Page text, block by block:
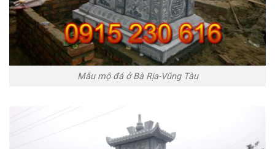
Mẫu mộ đá ở Bà Rịa-Vũng Tàu